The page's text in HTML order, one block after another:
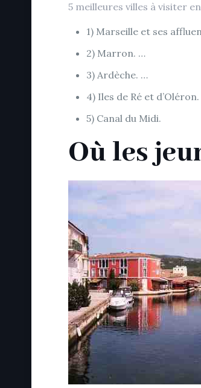
5 meilleures villes à visiter
1) Marseille et ses
2) Marron. …
3) Ardèche. …
4) Iles de Ré et
5) Canal du Midi.
Où les